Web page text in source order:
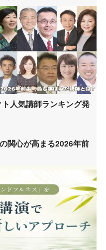
ト人気講師ランキング発
関心が高まる2026年前